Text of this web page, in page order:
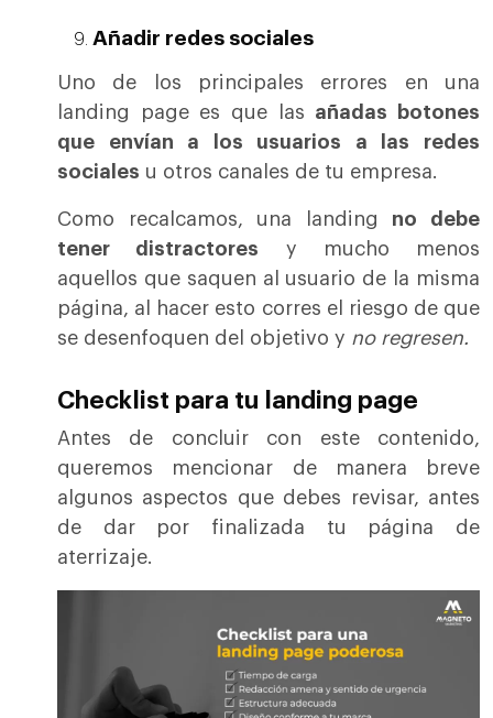
Añadir redes sociales
Uno de los principales errores en una
landing page es que las añadas botones
que envían a los usuarios a las redes
sociales u otros canales de tu empresa.
Como recalcamos, una landing no debe
tener distractores y mucho menos
aquellos que saquen al usuario de la misma
página, al hacer esto corres el riesgo de que
se desenfoquen del objetivo y no regresen.
Checklist para tu landing page
Antes de concluir con este contenido,
queremos mencionar de manera breve
algunos aspectos que debes revisar, antes
de dar por finalizada tu página de
aterrizaje.